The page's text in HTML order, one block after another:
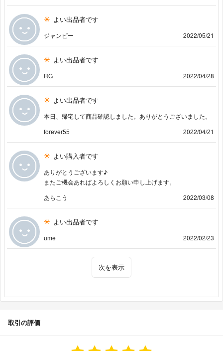
よい出品者です
ジャンピー 2022/05/21
よい出品者です
RG 2022/04/28
よい出品者です
本日、帰宅して商品確認しました。ありがとうございました。
forever55
2022/04/21
よい購入者です
ありがとうございます♪
またご機会あればよろしくお願い申し上げます。
あらこう
2022/03/08
よい出品者です
ume 2022/02/23
次を表示
取引の評価